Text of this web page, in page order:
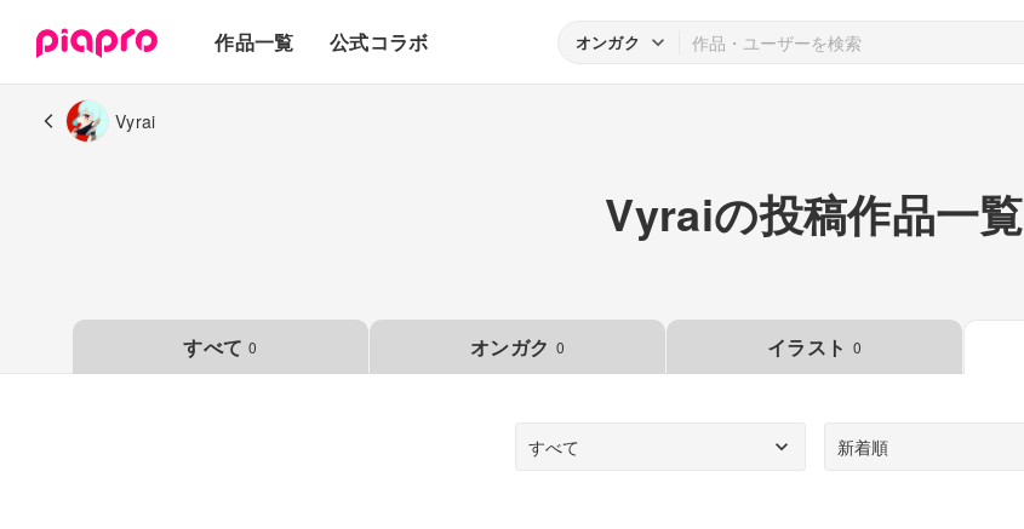
作品一覧
3Dモデル
公式コラボ オンガク
Vyrai
Vyraiの投稿作品一覧
すべて 0 オンガク 0 イラスト 0
すべて 新着順